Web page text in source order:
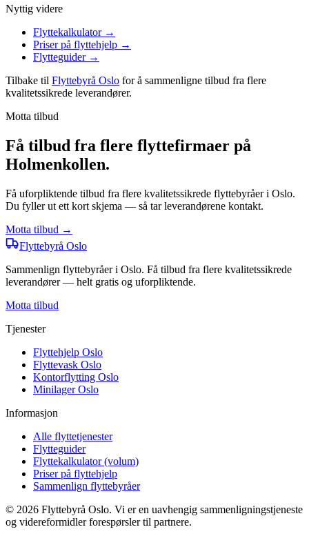
Nyttig videre
Flyttekalkulator→
Priser på flyttehjelp →
Flytteguider→
Tilbake til Flyttebyrå Oslo for å sammenligne tilbud fra flere
kvalitetssikrede leverandører.
Motta tilbud
Få tilbud fra flere flyttefirmaer på
Holmenkollen.
Få uforpliktende tilbud fra flere kvalitetssikrede flyttebyråer i Oslo.
Du fyller ut ett kort skjema — så tar leverandørene kontakt.
Motta tilbud →
Flyttebyrå Oslo
Sammenlign flyttebyråer i Oslo. Få tilbud fra flere kvalitetssikrede
leverandører — helt gratis og uforpliktende.
Motta tilbud
Tjenester
Flyttehjelp Oslo
Flyttevask Oslo
Kontorflytting Oslo
Minilager Oslo
Informasjon
Alle flyttetjenester
Flytteguider
Flyttekalkulator (volum)
Priser på flyttehjelp
Sammenlign flyttebyråer
© 2026 Flyttebyrå Oslo. Vi er en uavhengig sammenligningstjeneste
og videreformidler forespørsler til partnere.